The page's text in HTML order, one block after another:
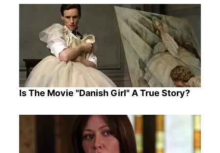
Is The Movie "Danish Girl" A True Story?